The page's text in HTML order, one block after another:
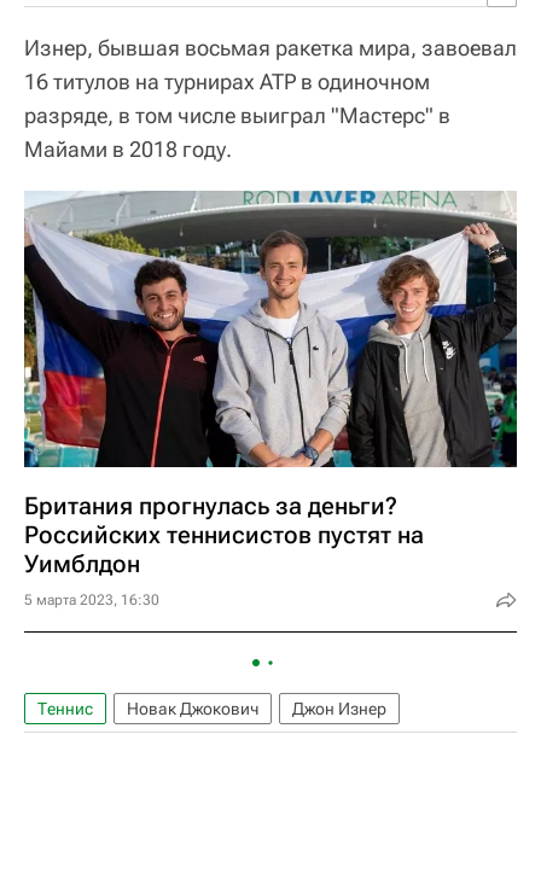
Изнер, бывшая восьмая ракетка мира, завоевал
16 титулов на турнирах ATP в одиночном
разряде, в том числе выиграл "Мастерс" в
Майами в 2018 году.
Британия прогнулась за деньги?
Российских теннисистов пустят на
Уимблдон
5 марта 2023, 16:30
Теннис Новак Джокович Джон Изнер